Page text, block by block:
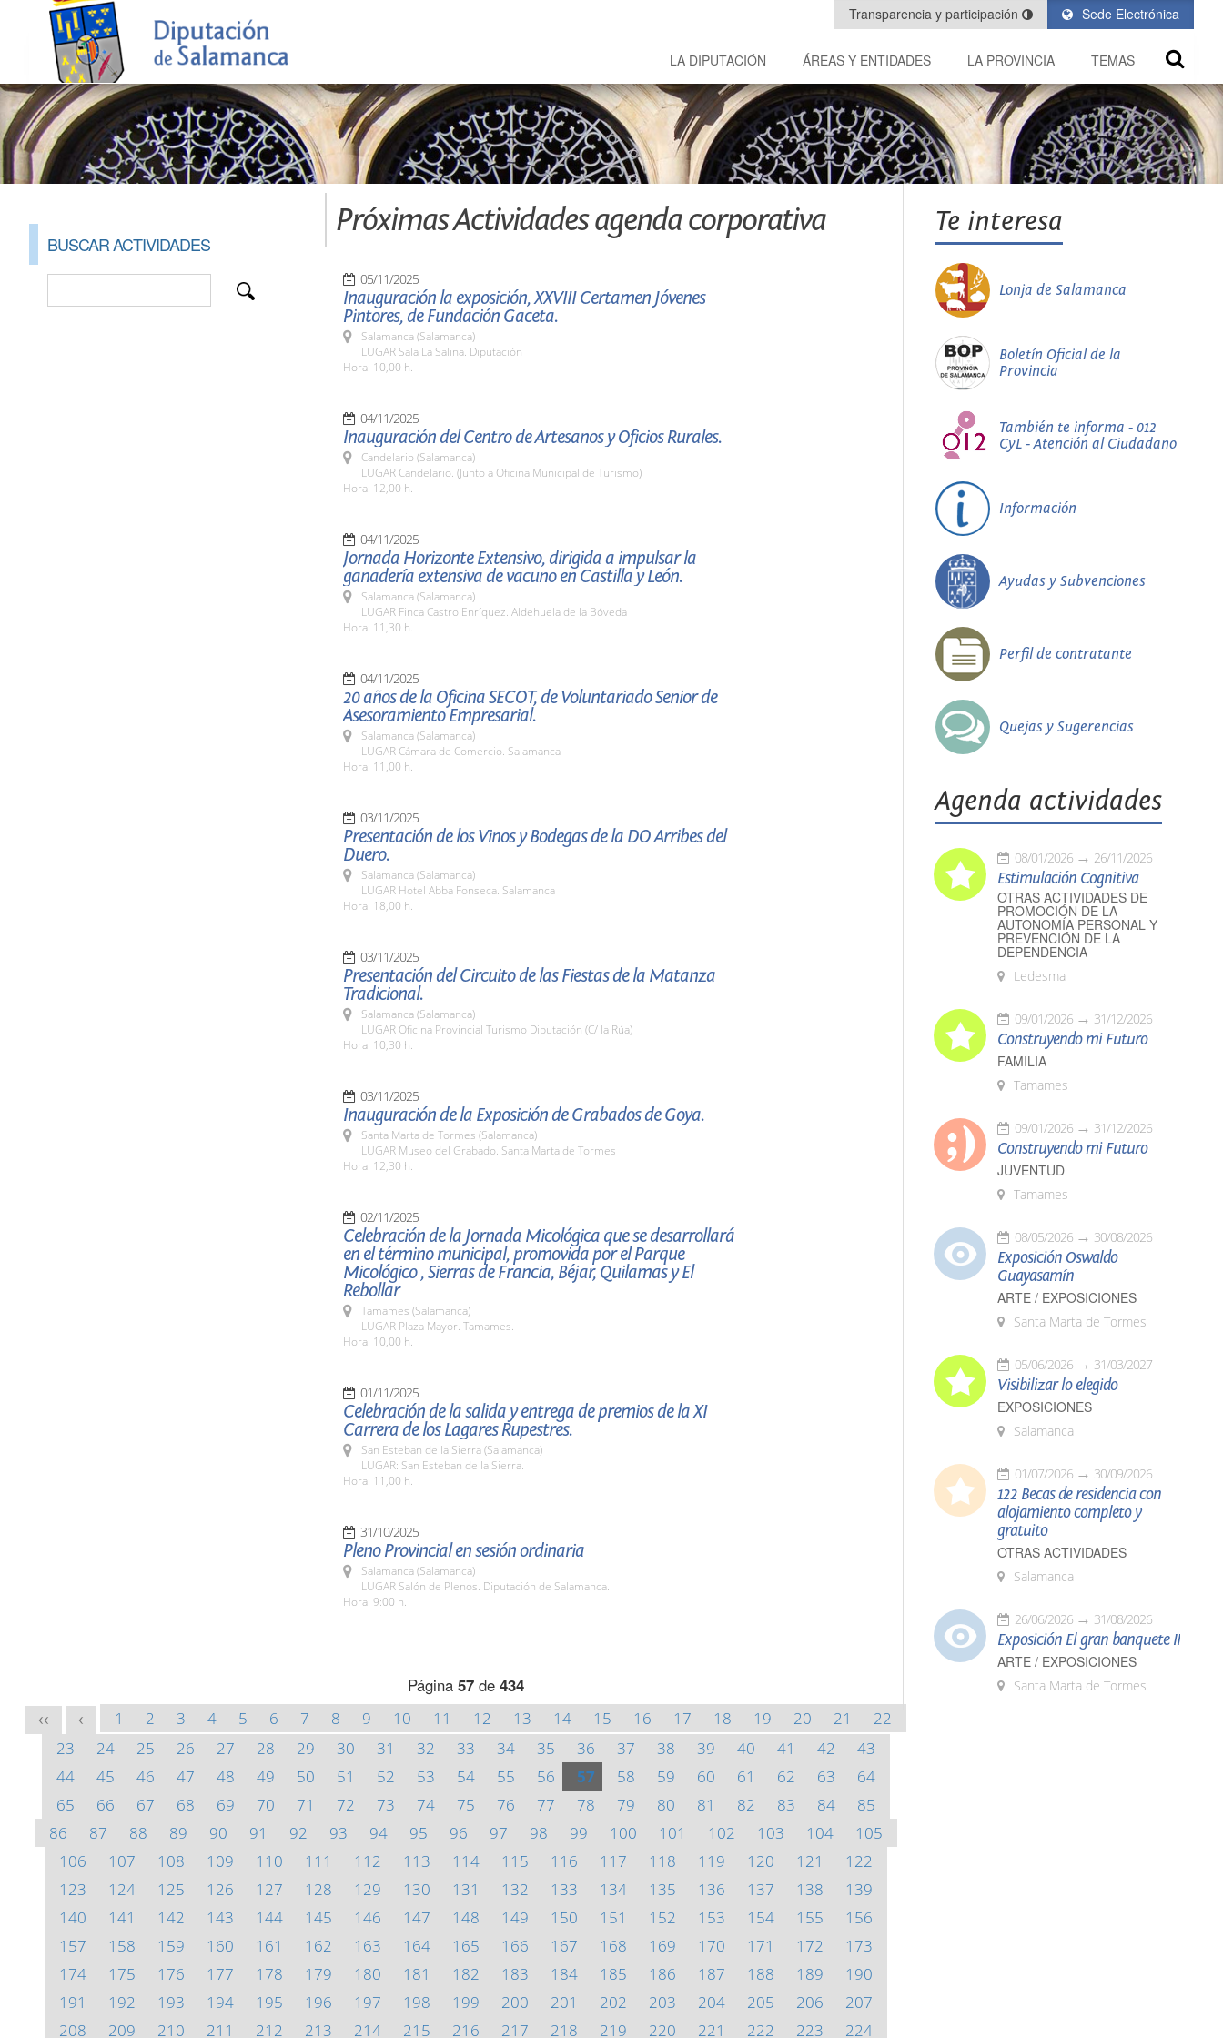
Sede Electrónica
Transparencia y participación
LA DIPUTACIÓN ÁREAS Y ENTIDADES LA PROVINCIA TEMAS
BUSCAR ACTIVIDADES
Próximas Actividades agenda corporativa
05/11/2025
Inauguración la exposición, XXVIII Certamen Jóvenes
Pintores, de Fundación Gaceta.
Salamanca (Salamanca)
LUGAR Sala La Salina. Diputación
Hora: 10,00 h.
04/11/2025
Inauguración del Centro de Artesanos y Oficios Rurales.
Candelario (Salamanca)
LUGAR Candelario. (Junto a Oficina Municipal de Turismo)
Hora: 12,00 h.
04/11/2025
Jornada Horizonte Extensivo, dirigida a impulsar la
ganadería extensiva de vacuno en Castilla y León.
Salamanca (Salamanca)
LUGAR Finca Castro Enríquez. Aldehuela de la Bóveda
Hora: 11,30 h.
04/11/2025
20 años de la Oficina SECOT, de Voluntariado Senior de
Asesoramiento Empresarial.
Salamanca (Salamanca)
LUGAR Cámara de Comercio. Salamanca
Hora: 11,00 h.
03/11/2025
Presentación de los Vinos y Bodegas de la DO Arribes del
Duero.
Salamanca (Salamanca)
LUGAR Hotel Abba Fonseca. Salamanca
Hora: 18,00 h.
03/11/2025
Presentación del Circuito de las Fiestas de la Matanza
Tradicional.
Salamanca (Salamanca)
LUGAR Oficina Provincial Turismo Diputación (C/ la Rúa)
Hora: 10,30 h.
03/11/2025
Inauguración de la Exposición de Grabados de Goya.
Santa Marta de Tormes (Salamanca)
LUGAR Museo del Grabado. Santa Marta de Tormes
Hora: 12,30 h.
02/11/2025
Celebración de la Jornada Micológica que se desarrollará
en el término municipal, promovida por el Parque
Micológico , Sierras de Francia, Béjar, Quilamas y El
Rebollar
Tamames (Salamanca)
LUGAR Plaza Mayor. Tamames.
Hora: 10,00 h.
01/11/2025
Celebración de la salida y entrega de premios de la XI
Carrera de los Lagares Rupestres.
San Esteban de la Sierra (Salamanca)
LUGAR: San Esteban de la Sierra.
Hora: 11,00 h.
31/10/2025
Pleno Provincial en sesión ordinaria
Salamanca (Salamanca)
LUGAR Salón de Plenos. Diputación de Salamanca.
Hora: 9:00 h.
Página 57 de 434
<< < 1 2 3 4 5 6 7 8 9 10 11 12 13 14 15 16 17 18 19 20 21
22
23
24 25 26 27 28 29 30 31 32 33 34 35 36 37 38 39 40 41 42
43
44
45 46 47 48 49 50 51 52 53 54 55 56 57 58 59 60 61 62 63
64
65
66 67 68 69 70 71 72 73 74 75 76 77 78 79 80 81 82 83 84
85
86
87 88 89 90 91 92 93 94 95 96 97 98 99 100 101 102 103 104
105
106
107 108 109 110 111 112 113 114 115 116 117 118 119 120 121
122
123
124 125 126 127 128 129 130 131 132 133 134 135 136 137 138
139
140
141 142 143 144 145 146 147 148 149 150 151 152 153 154 155
156
157
158 159 160 161 162 163 164 165 166 167 168 169 170 171 172
173
174
175 176 177 178 179 180 181 182 183 184 185 186 187 188 189
190
191
192 193 194 195 196 197 198 199 200 201 202 203 204 205 206
207
208
209 210 211 212 213 214 215 216 217 218 219 220 221 222 223 224
Te interesa
Lonja de Salamanca
Boletín Oficial de la
Provincia
También te informa - 012
CyL - Atención al Ciudadano
Información
Ayudas y Subvenciones
Perfil de contratante
Quejas y Sugerencias
Agenda actividades
08/01/2026 26/11/2026
Estimulación Cognitiva
OTRAS ACTIVIDADES DE
PROMOCIÓN DE LA
AUTONOMÍA PERSONAL Y
PREVENCIÓN DE LA
DEPENDENCIA
Ledesma
09/01/2026 31/12/2026
Construyendo mi Futuro
FAMILIA
Tamames
09/01/2026 31/12/2026
Construyendo mi Futuro
JUVENTUD
Tamames
08/05/2026 30/08/2026
Exposición Oswaldo
Guayasamín
ARTE / EXPOSICIONES
Santa Marta de Tormes
05/06/2026 31/03/2027
Visibilizar lo elegido
EXPOSICIONES
Salamanca
01/07/2026 30/09/2026
122 Becas de residencia con
alojamiento completo y
gratuito
OTRAS ACTIVIDADES
Salamanca
26/06/2026 31/08/2026
Exposición El gran banquete II
ARTE / EXPOSICIONES
Santa Marta de Tormes